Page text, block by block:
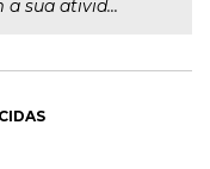
sua ativid...